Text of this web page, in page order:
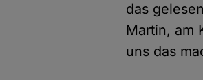
das
Martin, am
uns das